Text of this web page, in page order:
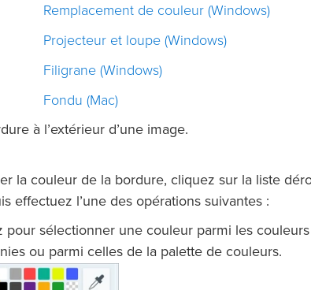
Remplacement de couleur (Windows)
Projecteur et loupe (Windows)
Filigrane (Windows)
Fondu (Mac)
à l’extérieur d’une image.
la couleur de la bordure, cliquez sur la liste
effectuez l’une des opérations suivantes :
pour sélectionner une couleur parmi les couleurs
ou parmi celles de la palette de couleurs.